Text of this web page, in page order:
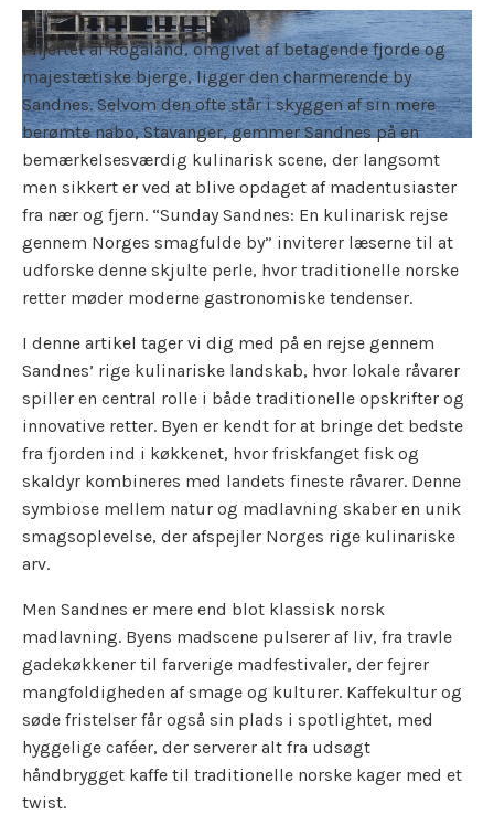
I hjertet af Rogaland, omgivet af betagende fjorde og
majestætiske bjerge, ligger den charmerende by
Sandnes. Selvom den ofte står i skyggen af sin mere
berømte nabo, Stavanger, gemmer Sandnes på en
bemærkelsesværdig kulinarisk scene, der langsomt
men sikkert er ved at blive opdaget af madentusiaster
fra nær og fjern. “Sunday Sandnes: En kulinarisk rejse
gennem Norges smagfulde by” inviterer læserne til at
udforske denne skjulte perle, hvor traditionelle norske
retter møder moderne gastronomiske tendenser.
I denne artikel tager vi dig med på en rejse gennem
Sandnes’ rige kulinariske landskab, hvor lokale råvarer
spiller en central rolle i både traditionelle opskrifter og
innovative retter. Byen er kendt for at bringe det bedste
fra fjorden ind i køkkenet, hvor friskfanget fisk og
skaldyr kombineres med landets fineste råvarer. Denne
symbiose mellem natur og madlavning skaber en unik
smagsoplevelse, der afspejler Norges rige kulinariske
arv.
Men Sandnes er mere end blot klassisk norsk
madlavning. Byens madscene pulserer af liv, fra travle
gadekøkkener til farverige madfestivaler, der fejrer
mangfoldigheden af smage og kulturer. Kaffekultur og
søde fristelser får også sin plads i spotlightet, med
hyggelige caféer, der serverer alt fra udsøgt
håndbrygget kaffe til traditionelle norske kager med et
twist.